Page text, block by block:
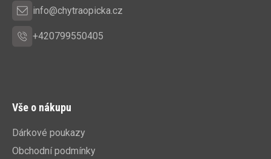
info@chytraopicka.cz
+420799550405
Vše o nákupu
Dárkové poukazy
Obchodní podmínky